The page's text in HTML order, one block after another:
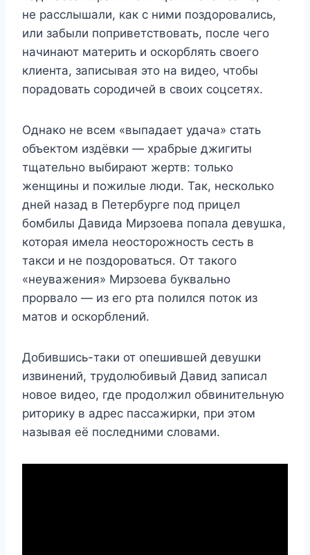
не расслышали, как с ними поздоровались,
или забыли поприветствовать, после чего
начинают материть и оскорблять своего
клиента, записывая это на видео, чтобы
порадовать сородичей в своих соцсетях.
Однако не всем «выпадает удача» стать
объектом издёвки — храбрые джигиты
тщательно выбирают жертв: только
женщины и пожилые люди. Так, несколько
дней назад в Петербурге под прицел
бомбилы Давида Мирзоева попала девушка,
которая имела неосторожность сесть в
такси и не поздороваться. От такого
«неуважения» Мирзоева буквально
прорвало — из его рта полился поток из
матов и оскорблений.
Добившись-таки от опешившей девушки
извинений, трудолюбивый Давид записал
новое видео, где продолжил обвинительную
риторику в адрес пассажирки, при этом
называя её последними словами.